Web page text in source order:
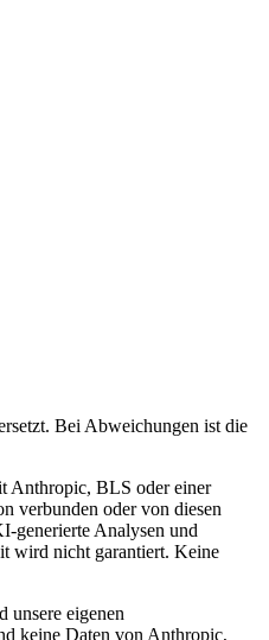
Bei Abweichungen ist die
Anthropic, BLS oder einer
verbunden oder von diesen
generierte Analysen und
wird nicht garantiert. Keine
unsere eigenen
keine Daten von Anthropic,